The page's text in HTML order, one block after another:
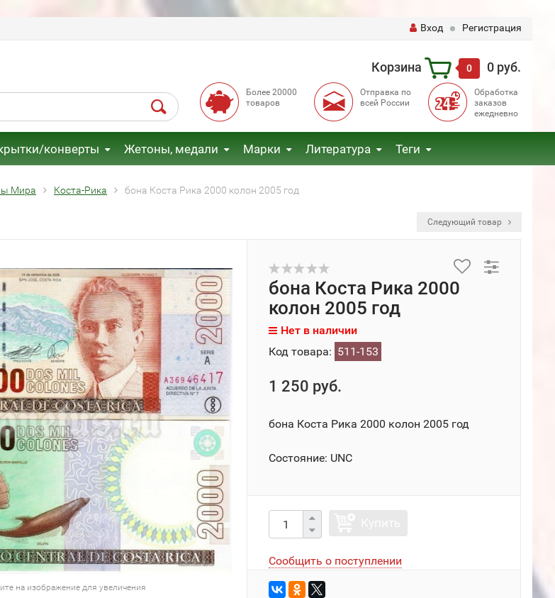
Вход Регистрация
Корзина 0 0 руб.
Более 20000
товаров
Отправка по
всей России
Обработка
заказов
ежедневно
конверты Жетоны, медали Марки Литература Теги
Мира Коста-Рика бона Коста Рика 2000 колон 2005 год
Следующий товар
на изображение для увеличения
бона Коста Рика 2000
колон 2005 год
Нет в наличии
Код товара: 511-153
1 250 руб.
бона Коста Рика 2000 колон 2005 год
Состояние: UNC
Сообщить о поступлении